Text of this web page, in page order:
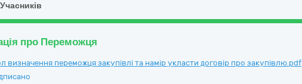
про Переможця
визначення переможця закупівлі та намір укласти договір про закупівлю.pdf